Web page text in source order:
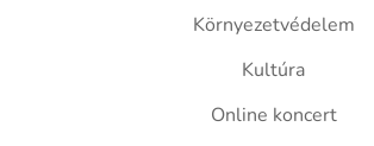
Környezetvédelem
Kultúra
Online koncert